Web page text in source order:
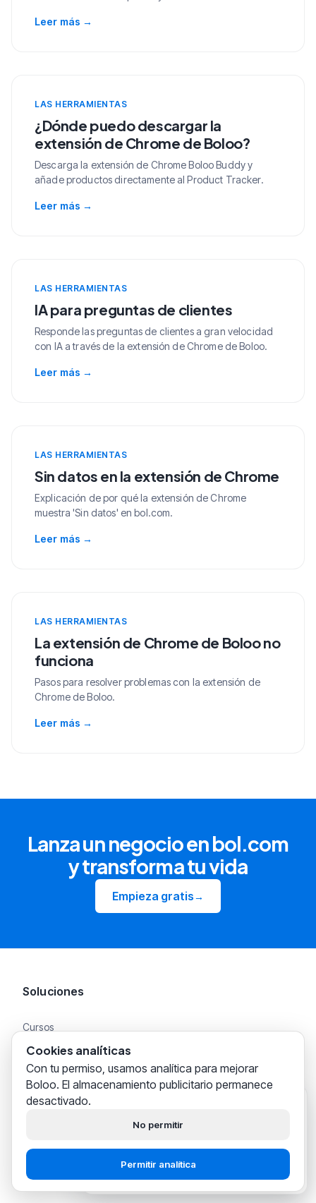
Leer más →
LAS HERRAMIENTAS
¿Dónde puedo descargar la
extensión de Chrome de Boloo?
Descarga la extensión de Chrome Boloo Buddy y
añade productos directamente al Product Tracker.
Leer más →
LAS HERRAMIENTAS
IA para preguntas de clientes
Responde las preguntas de clientes a gran velocidad
con IA a través de la extensión de Chrome de Boloo.
Leer más →
LAS HERRAMIENTAS
Sin datos en la extensión de Chrome
Explicación de por qué la extensión de Chrome
muestra 'Sin datos' en bol.com.
Leer más →
LAS HERRAMIENTAS
La extensión de Chrome de Boloo no
funciona
Pasos para resolver problemas con la extensión de
Chrome de Boloo.
Leer más →
Lanza un negocio en bol.com
y transforma tu vida
Empieza gratis→
Soluciones
Cursos
Coaching 1:1
Nuevos vendedores en bol.com
Precios
vendedores de bol.com
Cookies analíticas
Con tu permiso, usamos analítica para mejorar
Boloo. El almacenamiento publicitario permanece
desactivado.
No permitir
Permitir analítica